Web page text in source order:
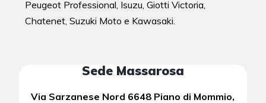
Peugeot Professional, Isuzu, Giotti Victoria,
Chatenet, Suzuki Moto e Kawasaki.
Sede Massarosa
Via Sarzanese Nord 6648 Piano di Mommio,